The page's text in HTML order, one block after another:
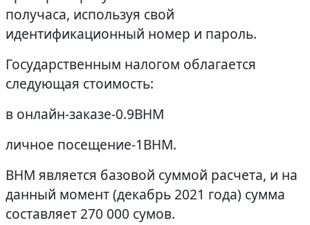
получаса, используя свой
идентификационный номер и пароль.
Государственным налогом облагается
следующая стоимость:
в онлайн-заказе-0.9BHM
личное посещение-1BHM.
BHM является базовой суммой расчета, и на
данный момент (декабрь 2021 года) сумма
составляет 270 000 сумов.